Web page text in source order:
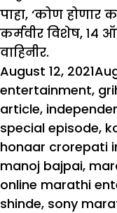
पाहा, ‘कोण होणार
कर्मवीर विशेष, १४
वाहिनीर.
Posted
on
August 12, 2021
entertainment,
article,
special episode,
honaar crorepati
manoj bajpai,
online marathi
shinde, sony